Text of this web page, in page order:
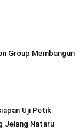
Group Membangun
Uji Petik
Jelang Nataru